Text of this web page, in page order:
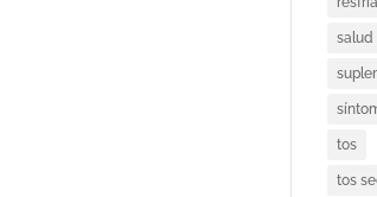
salud
tos
tos